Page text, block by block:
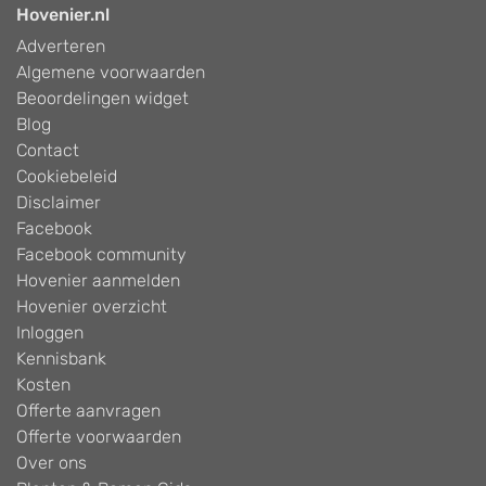
Hovenier.nl
Adverteren
Algemene voorwaarden
Beoordelingen widget
Blog
Contact
Cookiebeleid
Disclaimer
Facebook
Facebook community
Hovenier aanmelden
Hovenier overzicht
Inloggen
Kennisbank
Kosten
Offerte aanvragen
Offerte voorwaarden
Over ons